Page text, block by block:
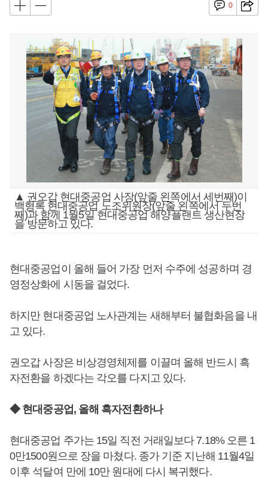
0
▲ 권오갑 현대중공업 사장(앞줄 왼쪽에서 세번째)이
백형록 현대중공업 노조위원장(앞줄 왼쪽에서 두번
째)과 함께 1월5일 현대중공업 해양플랜트 생산현장
을 방문하고 있다.
현대중공업이 올해 들어 가장 먼저 수주에 성공하며 경
영정상화에 시동을 걸었다.
하지만 현대중공업 노사관계는 새해부터 불협화음을 내
고 있다.
권오갑 사장은 비상경영체제를 이끌며 올해 반드시 흑
자전환을 하겠다는 각오를 다지고 있다.
◆ 현대중공업, 올해 흑자전환하나
현대중공업 주가는 15일 직전 거래일보다 7.18% 오른 1
0만1500원으로 장을 마쳤다. 종가 기준 지난해 11월4일
이후 석달여 만에 10만 원대에 다시 복귀했다.